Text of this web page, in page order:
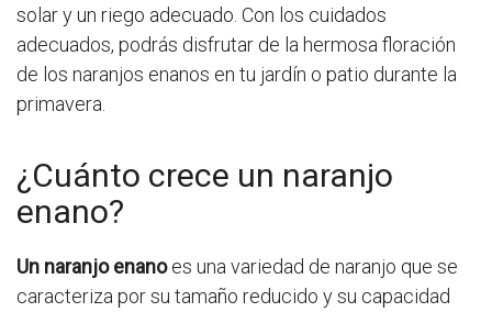
solar y un riego adecuado. Con los cuidados
adecuados, podrás disfrutar de la hermosa floración
de los naranjos enanos en tu jardín o patio durante la
primavera.
¿Cuánto crece un naranjo
enano?
Un naranjo enanoes una variedad de naranjo que se
caracteriza por su tamaño reducido y su capacidad